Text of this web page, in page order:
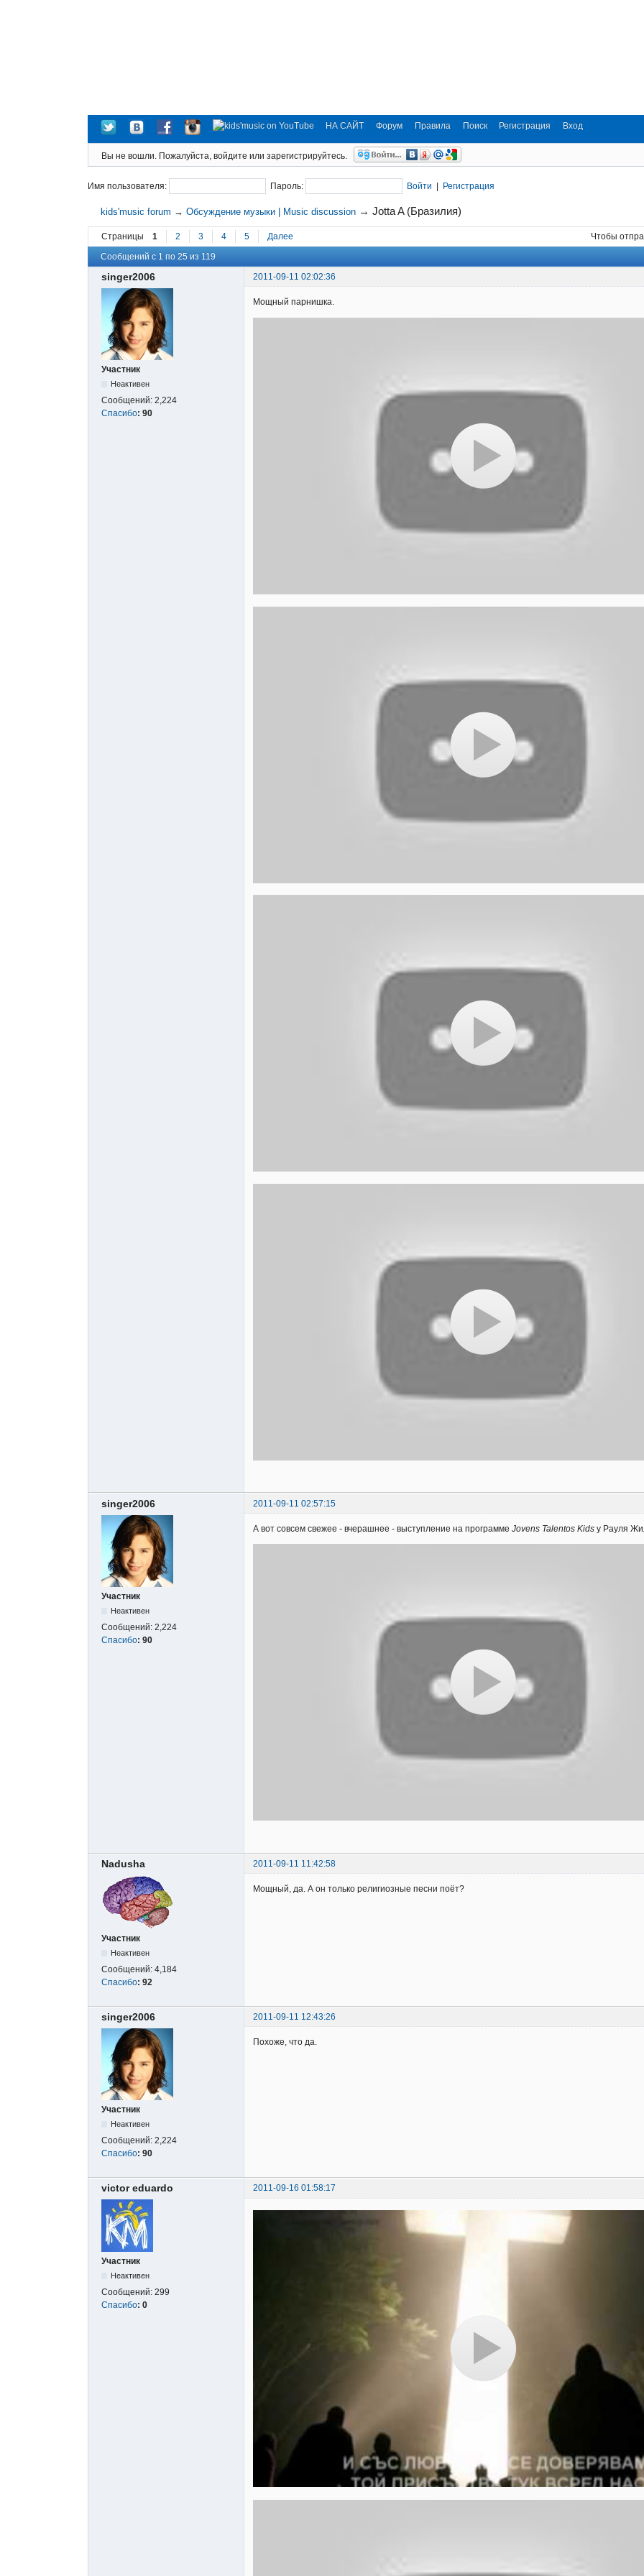
НА САЙТ Форум Правила Поиск Регистрация Вход
Вы не вошли. Пожалуйста, войдите или зарегистрируйтесь.
Имя пользователя: Пароль: Войти | Регистрация
kids'music forum →Обсуждение музыки | Music discussion →Jotta A (Бразилия)
Страницы 1 2 3 4 5 Далее
Чтобы
Сообщений с 1 по 25 из 119
singer2006 2011-09-11 02:02:36
Участник
Неактивен
Сообщений: 2,224
Спасибо: 90
Мощный парнишка.
singer2006 2011-09-11 02:57:15
Участник
Неактивен
Сообщений: 2,224
Спасибо: 90
А вот совсем свежее - вчерашнее - выступление на программе Jovens Talentos Kids у Рауля
Nadusha 2011-09-11 11:42:58
Участник
Неактивен
Сообщений: 4,184
Спасибо: 92
Мощный, да. А он только религиозные песни поёт?
singer2006 2011-09-11 12:43:26
Участник
Неактивен
Сообщений: 2,224
Спасибо: 90
Похоже, что да.
victor eduardo 2011-09-16 01:58:17
Участник
Неактивен
Сообщений: 299
Спасибо: 0